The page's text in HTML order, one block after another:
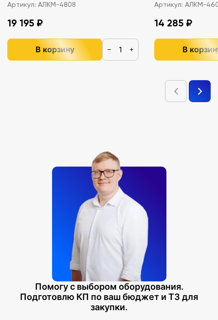
Артикул: АЛКМ-4808
19 195 ₽
В корзину − +
Артикул: АЛКМ-
14 285 ₽
В
Помогу с выбором оборудования.
Подготовлю КП по ваш бюджет и ТЗ для
закупки.